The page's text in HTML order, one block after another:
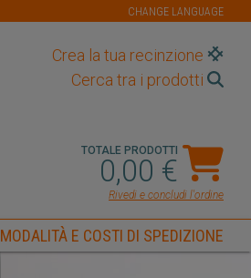
CHANGE LANGUAGE
Crea la tua recinzione
Cerca tra i prodotti
TOTALE PRODOTTI
0,00 €
Rivedi e concludi l'ordine
MODALITÀ E COSTI DI SPEDIZIONE